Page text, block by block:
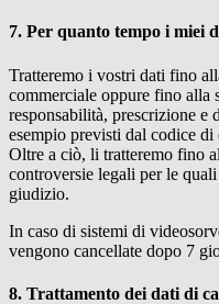
7. Per quanto tempo i miei
Tratteremo i vostri dati fino
commerciale oppure fino alla
responsabilità, prescrizione e
esempio previsti dal codice
Oltre a ciò, li tratteremo fino
controversie legali per le
giudizio.
In caso di sistemi di
vengono cancellate dopo 7
8. Trattamento dei dati di